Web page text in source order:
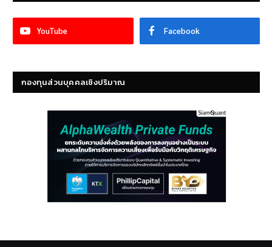
YouTube Facebook
กองทุนส่วนบุคคลเชิงปริมาณ